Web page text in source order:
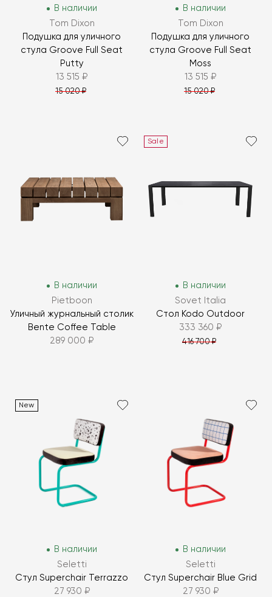
В наличии
Tom Dixon
Подушка для уличного
стула Groove Full Seat
Putty
13 515 ₽
15 020 ₽
В наличии
Tom Dixon
Подушка для уличного
стула Groove Full Seat
Moss
13 515 ₽
15 020 ₽
В наличии
Pietboon
Уличный журнальный столик
Bente Coffee Table
289 000 ₽
Sale
В наличии
Sovet Italia
Стол Kodo Outdoor
333 360 ₽
416 700 ₽
New
В наличии
Seletti
Стул Superchair Terrazzo
27 930 ₽
В наличии
Seletti
Стул Superchair Blue Grid
27 930 ₽